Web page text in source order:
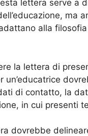
lettera serve a
ma
alla
la lettera di
di contatto, la
in cui presenti
dovrebbe